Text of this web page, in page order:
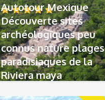
Autotour Mexique
Découverte sites
archéologiques peu
connus nature plages
paradisiaques de la
Riviera maya